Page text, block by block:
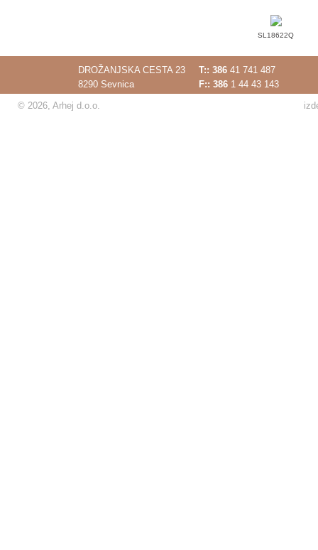
SL18622Q
DROŽANJSKA CESTA 23
8290 Sevnica
T:: 386 41 741 487
F:: 386 1 44 43 143
© 2026, Arhej d.o.o.